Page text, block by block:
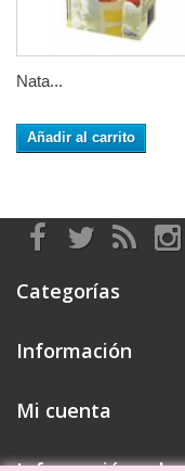
Nata...
Añadir al carrito
Categorías
Información
Mi cuenta